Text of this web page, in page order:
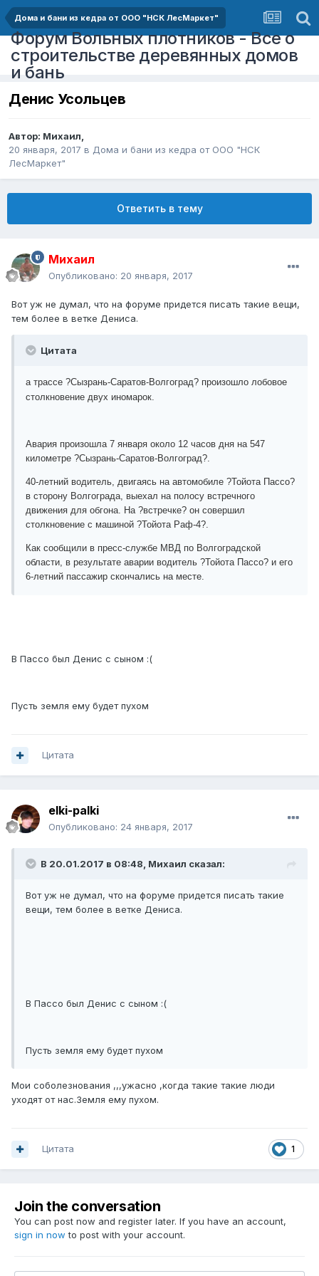
Дома и бани из кедра от ООО "НСК ЛесМаркет"
Форум Вольных плотников - Все о
строительстве деревянных домов
и бань
Денис Усольцев
Автор: Михаил,
20 января, 2017 в Дома и бани из кедра от ООО "НСК
ЛесМаркет"
Ответить в тему
Михаил
Опубликовано: 20 января, 2017
Вот уж не думал, что на форуме придется писать такие вещи,
тем более в ветке Дениса.
Цитата
а трассе ?Сызрань-Саратов-Волгоград? произошло лобовое
столкновение двух иномарок.
Авария произошла 7 января около 12 часов дня на 547
километре ?Сызрань-Саратов-Волгоград?.
40-летний водитель, двигаясь на автомобиле ?Тойота Пассо?
в сторону Волгограда, выехал на полосу встречного
движения для обгона. На ?встречке? он совершил
столкновение с машиной ?Тойота Раф-4?.
Как сообщили в пресс-службе МВД по Волгоградской
области, в результате аварии водитель ?Тойота Пассо? и его
6-летний пассажир скончались на месте.
В Пассо был Денис с сыном :(
Пусть земля ему будет пухом
Цитата
elki-palki
Опубликовано: 24 января, 2017
В 20.01.2017 в 08:48, Михаил сказал:
Вот уж не думал, что на форуме придется писать такие
вещи, тем более в ветке Дениса.
В Пассо был Денис с сыном :(
Пусть земля ему будет пухом
Мои соболезнования ,,,ужасно ,когда такие такие люди
уходят от нас.Земля ему пухом.
1
Цитата
Join the conversation
You can post now and register later. If you have an account,
sign in now to post with your account.